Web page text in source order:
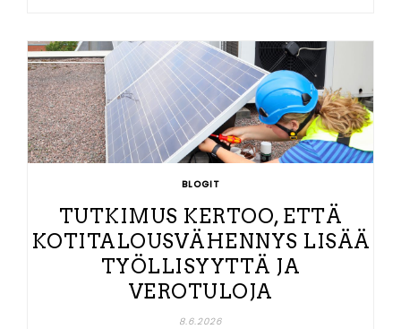
BLOGIT
TUTKIMUS KERTOO, ETTÄ
KOTITALOUSVÄHENNYS LISÄÄ
TYÖLLISYYTTÄ JA
VEROTULOJA
8.6.2026